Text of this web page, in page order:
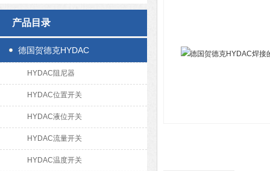
产品目录
德国贺德克HYDAC
HYDAC阻尼器
HYDAC位置开关
HYDAC液位开关
HYDAC流量开关
HYDAC温度开关